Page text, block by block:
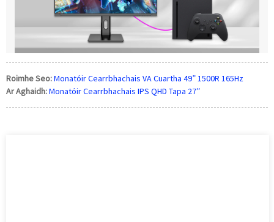
Roimhe Seo:Monatóir Cearrbhachais VA Cuartha 49” 1500R 165Hz
Ar Aghaidh:Monatóir Cearrbhachais IPS QHD Tapa 27”